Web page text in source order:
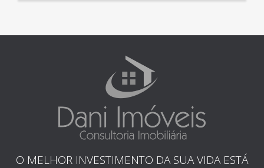
O MELHOR INVESTIMENTO DA SUA VIDA ESTÁ